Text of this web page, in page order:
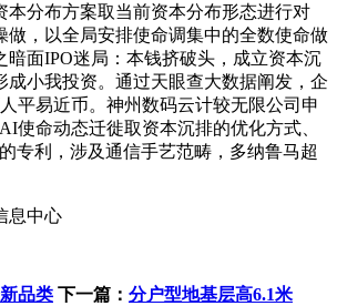
本分布方案取当前资本分布形态进行对
做，以全局安排使命调集中的全数使命做
暗面IPO迷局：本钱挤破头，成立资本沉
成小我投资。通过天眼查大数据阐发，企
平易近币。神州数码云计较无限公司申
使命动态迁徙取资本沉排的优化方式、
专利，涉及通信手艺范畴，多纳鲁马超
息中心
品类 下一篇： 分户型地基层高6.1米